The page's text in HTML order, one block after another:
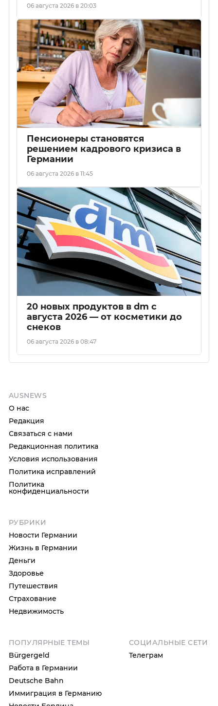
06 августа 2026 в 20:03
Пенсионеры становятся
решением кадрового кризиса в
Германии
06 августа 2026 в 11:45
20 новых продуктов в dm с
августа 2026 — от косметики до
снеков
06 августа 2026 в 08:47
AUSNEWS
О нас
Редакция
Связаться с нами
Редакционная политика
Условия использования
Политика исправлений
Политика
конфиденциальности
РУБРИКИ
Новости Германии
Жизнь в Германии
Деньги
Здоровье
Путешествия
Страхование
Недвижимость
ПОПУЛЯРНЫЕ ТЕМЫ
Bürgergeld
Работа в Германии
Deutsche Bahn
Иммиграция в Германию
СОЦИАЛЬНЫЕ СЕТИ
Телеграм